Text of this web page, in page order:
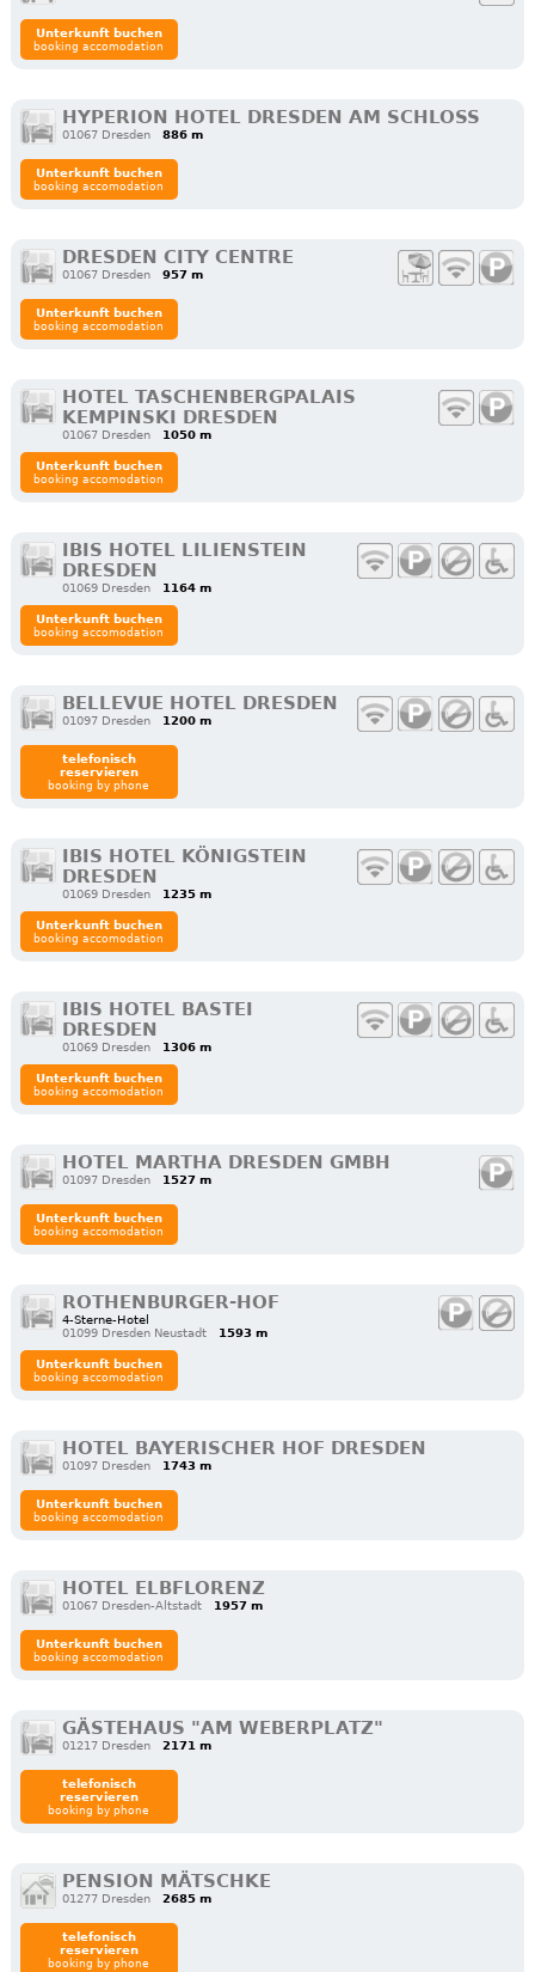
Unterkunft buchen
booking accomodation
HYPERION HOTEL DRESDEN AM SCHLOSS
01067 Dresden 886 m
Unterkunft buchen
booking accomodation
DRESDEN CITY CENTRE
01067 Dresden 957 m
Unterkunft buchen
booking accomodation
HOTEL TASCHENBERGPALAIS
KEMPINSKI DRESDEN
01067 Dresden 1050 m
Unterkunft buchen
booking accomodation
IBIS HOTEL LILIENSTEIN
DRESDEN
01069 Dresden 1164 m
Unterkunft buchen
booking accomodation
BELLEVUE HOTEL DRESDEN
01097 Dresden 1200 m
telefonisch
reservieren
booking by phone
IBIS HOTEL KÖNIGSTEIN
DRESDEN
01069 Dresden 1235 m
Unterkunft buchen
booking accomodation
IBIS HOTEL BASTEI
DRESDEN
01069 Dresden 1306 m
Unterkunft buchen
booking accomodation
HOTEL MARTHA DRESDEN GMBH
01097 Dresden 1527 m
Unterkunft buchen
booking accomodation
ROTHENBURGER-HOF
4-Sterne-Hotel
01099 Dresden Neustadt
1593 m
Unterkunft buchen
booking accomodation
HOTEL BAYERISCHER HOF DRESDEN
01097 Dresden 1743 m
Unterkunft buchen
booking accomodation
HOTEL ELBFLORENZ
01067 Dresden-Altstadt 1957 m
Unterkunft buchen
booking accomodation
GÄSTEHAUS "AM WEBERPLATZ"
01217 Dresden 2171 m
telefonisch
reservieren
booking by phone
PENSION MÄTSCHKE
01277 Dresden 2685 m
telefonisch
reservieren
booking by phone